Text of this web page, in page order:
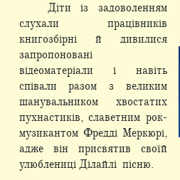
Діти із задоволенням
слухали працівників
книгозбірні й дивилися
запропоновані
відеоматеріали і навіть
співали разом з великим
шанувальником хвостатих
пухнастиків, славетним рок-
музикантом Фредді Меркюрі,
адже він присвятив своїй
улюблениці Ділайлі пісню.